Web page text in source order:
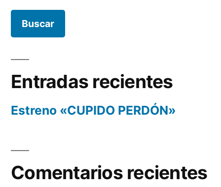
Entradas recientes
Estreno «CUPIDO PERDÓN»
Comentarios recientes